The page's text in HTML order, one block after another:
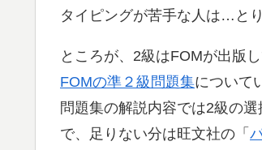
タイピングが苦手な人は…と
ところが、2級はFOMが出版
FOMの準２級問題集について
問題集の解説内容では2級の
で、足りない分は旺文社の「